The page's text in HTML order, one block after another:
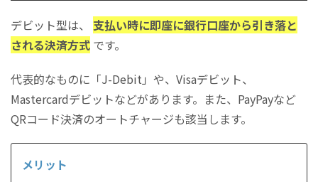
デビット型は、 支払い時に即座に銀行口座から引き落と
される決済方式 です。
代表的なものに「J-Debit」や、Visaデビット、
Mastercardデビットなどがあります。また、PayPayなど
QRコード決済のオートチャージも該当します。